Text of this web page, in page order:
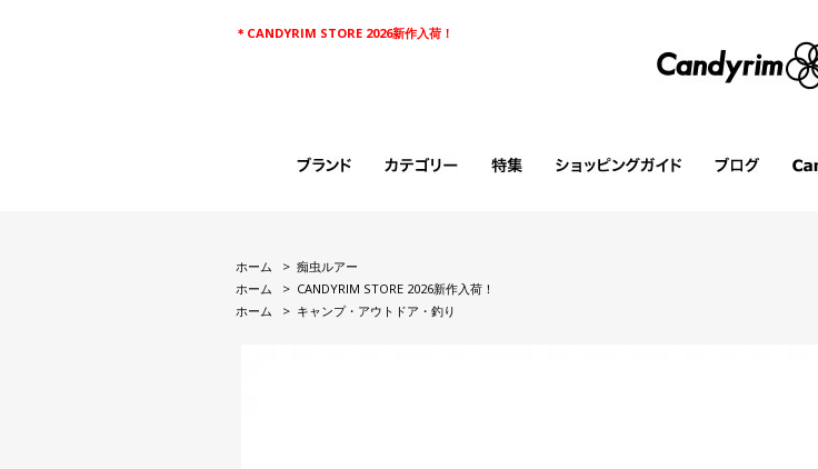
＊CANDYRIM STORE 2026新作入荷！
ホーム >痴虫ルアー
ホーム
> CANDYRIM STORE 2026新作入荷！
ホーム
> キャンプ・アウトドア・釣り